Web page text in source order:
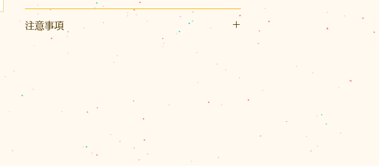
金具素材：イヤリング＝真鍮、シリコン、ピアスポ
スト＝サージカルステンレス
生産地：日本
※日本国内で職人によって手作業で作られているた
作りとなっています。
こちらの商品はクリックポスト利用可能です。
※発送はクリックポスト（¥200）、佐川急便（60サ
イズ）またはレターパックプラス（¥600）のいずれ
かとなります。また、60サイズを超える場合とお送
り先が沖縄県の場合は、別途計算してご連絡させて
ご注文後に荷物の量を確認し、改めて受注メールで
なお、1回のお買い物で商品代金の合計が11,000円
（税込）以上の場合は、1箇所の配達のクリックポス
ト1通の送料が無料、佐川急便またはレターパックプ
注意事項
着用後の返品は承りかねますのでご了承ください。
水のかかる場所、湿度の高い場所、直射日光のあた
原因となります。
濡れや汚れが付着したまま放置しないでください。
錆、カビの原因となります。強い摩擦によって色落
布などで軽くふいてください。
小さなお子様の手に届かないところへ保管してくだ